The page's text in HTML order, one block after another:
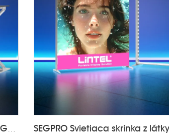
Skladateľná svetelná pultová tabuľa SEGPRO LT-ALF85Z-TA